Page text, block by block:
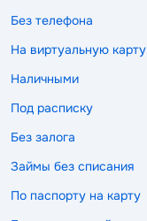
Без телефона
На виртуальную карту
Наличными
Под расписку
Без залога
Займы без списания
По паспорту на карту